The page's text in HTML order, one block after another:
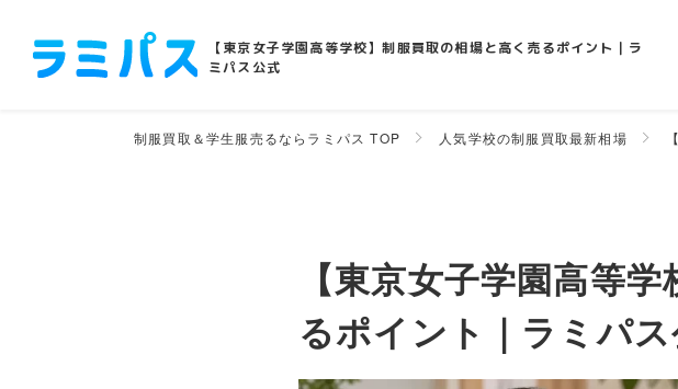
【東京女子学園高等学校】制服買取の相場と高く売るポイント｜ラ
ミパス公式
制服買取＆学生服売るならラミパス TOP 人気学校の制服買取最新相場
【東京女子学園高等
るポイント｜ラミパ